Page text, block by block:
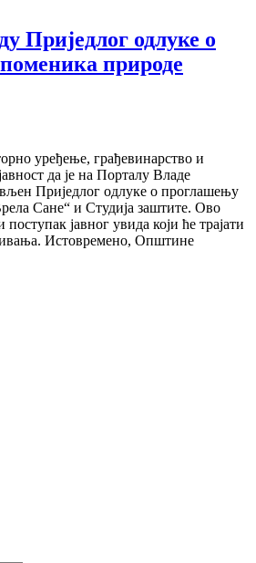
Пријeдлог одлуке о
природе
уређење, грађевинарство и
да је на Порталу Владе
Приједлог одлуке о проглашењу
Сане“ и Студија заштите. Ово
јавног увида који ће трајати
Истовремено, Општине